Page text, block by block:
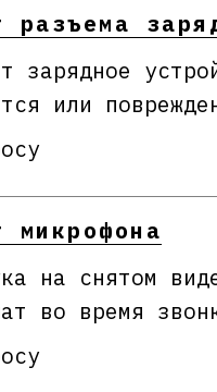
разъема
зарядное
или
микрофона
на снятом
во время